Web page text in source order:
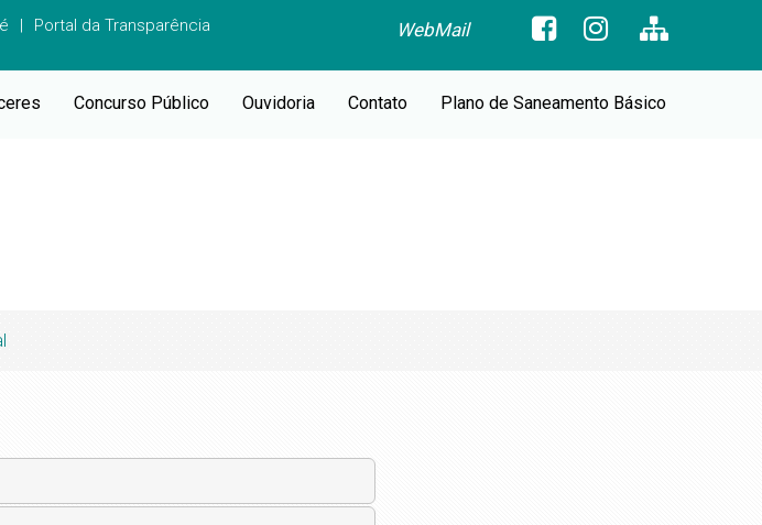
Portal da Transparência
WebMail
Concurso Público Ouvidoria Contato Plano de Saneamento Básico